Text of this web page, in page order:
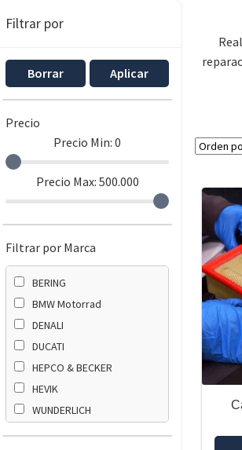
Filtrar por
Borrar Aplicar
Precio
Precio Min:0
Precio Max: 500.000
Filtrar por Marca
BERING
BMW Motorrad
DENALI
DUCATI
HEPCO & BECKER
HEVIK
WUNDERLICH